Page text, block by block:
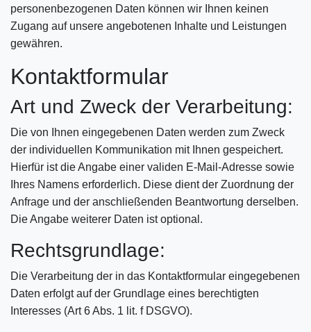
personenbezogenen Daten können wir Ihnen keinen
Zugang auf unsere angebotenen Inhalte und Leistungen
gewähren.
Kontaktformular
Art und Zweck der Verarbeitung:
Die von Ihnen eingegebenen Daten werden zum Zweck
der individuellen Kommunikation mit Ihnen gespeichert.
Hierfür ist die Angabe einer validen E-Mail-Adresse sowie
Ihres Namens erforderlich. Diese dient der Zuordnung der
Anfrage und der anschließenden Beantwortung derselben.
Die Angabe weiterer Daten ist optional.
Rechtsgrundlage:
Die Verarbeitung der in das Kontaktformular eingegebenen
Daten erfolgt auf der Grundlage eines berechtigten
Interesses (Art 6 Abs. 1 lit. f DSGVO).